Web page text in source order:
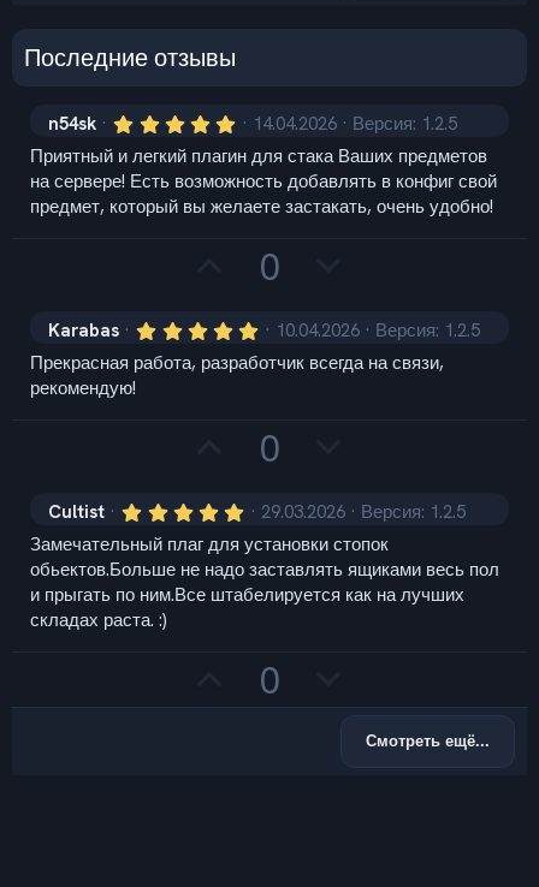
Последние отзывы
n54sk 5
0
0
з
в
14.04.2026
Версия: 1.2.5
Приятный и легкий плагин для стака Ваших предметов
на сервере! Есть возможность добавлять в конфиг свой
предмет, который вы желаете застакать, очень удобно!
0
о
т
Karabas 5
0
ё
з
10.04.2026
Версия: 1.2.5
Прекрасная работа, разработчик всегда на связи,
рекомендую!
0
о
т
и
Cultist 5
0
0
з
в
29.03.2026
Версия: 1.2.5
Замечательный плаг для установки стопок
обьектов.Больше не надо заставлять ящиками весь пол
и прыгать по ним.Все штабелируется как на лучших
складах раста. :)
а
0
р
оСмотреть ещё...